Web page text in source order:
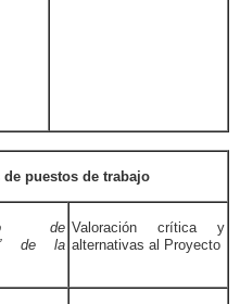
puestos de trabajo
de
de la
Valoración crítica y
alternativas al Proyecto